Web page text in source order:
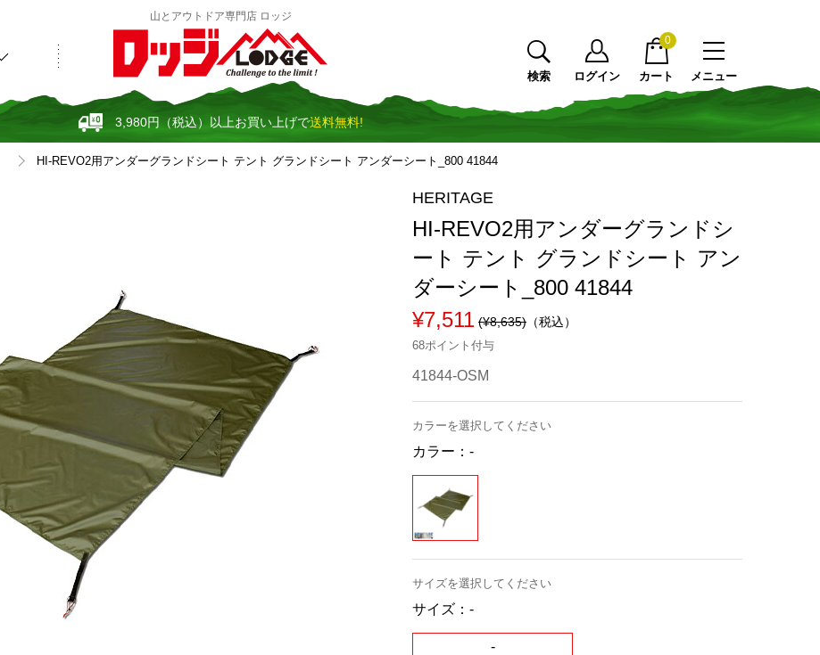
山とアウトドア専門店 ロッジ
3,980円（税込）以上お買い上げで送料無料!
メニュー
検索 ログイン カート
0
HI-REVO2用アンダーグランドシート テント グランドシート アンダーシート_800 41844
HERITAGE
HI-REVO2用アンダーグランドシ
ート テント グランドシート アン
ダーシート_800 41844
¥7,511 (¥8,635) （税込）
68ポイント付与
41844-OSM
カラーを選択してください
カラー： -
サイズを選択してください
サイズ： -
-